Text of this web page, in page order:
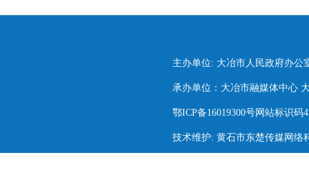
主办单位: 大冶市人民政府办公
承办单位：大冶市融媒体中心
鄂ICP备16019300号网站标识码
技术维护: 黄石市东楚传媒网络